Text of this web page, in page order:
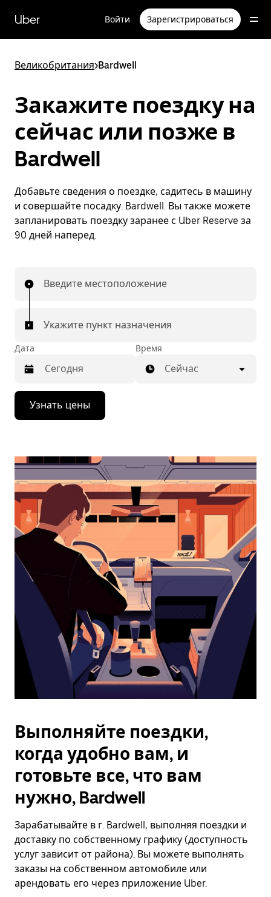
перейти
к
содержимому
Uber Войти Зарегистрироваться
Великобритания>Bardwell
Закажите поездку на
сейчас или позже в
Bardwell
Добавьте сведения о поездке, садитесь в машину
и совершайте посадку. Bardwell. Вы также можете
запланировать поездку заранее с Uber Reserve за
90 дней наперед.
Введите местоположение
Укажите пункт назначения
Дата
Нажмите
стрелку
вниз,
календарю
выбрать
дату.
Чтобы
закрыть
календарь,
нажмите
Esc.
Время
Сейчас
Узнать цены
Выполняйте поездки,
когда удобно вам, и
готовьте все, что вам
нужно, Bardwell
Зарабатывайте в г. Bardwell, выполняя поездки и
доставку по собственному графику (доступность
услуг зависит от района). Вы можете выполнять
заказы на собственном автомобиле или
арендовать его через приложение Uber.